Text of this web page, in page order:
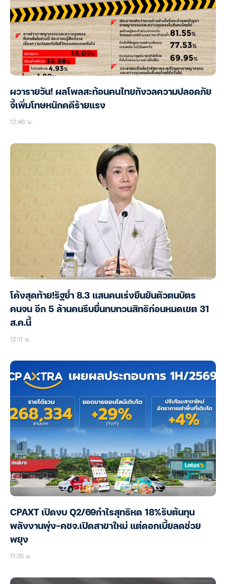
ผวารายวัน! ผลโพลสะท้อนคนไทยกังวลความปลอดภัย
จี้เพิ่มโทษหนักคดีร้ายแรง
12:46 น.
โค้งสุดท้าย!รัฐย้ำ 8.3 แสนคนเร่งยืนยันตัวตนบัตร
คนจน อีก 5 ล้านคนรีบยื่นทบทวนสิทธิก่อนหมดเขต 31
ส.ค.นี้
12:11 น.
CPAXT เปิดงบ Q2/69กำไรสุทธิหด 18%รับต้นทุน
พลังงานพุ่ง-คชจ.เปิดสาขาใหม่ แต่ดอกเบี้ยลดช่วย
พยุง
11:35 น.